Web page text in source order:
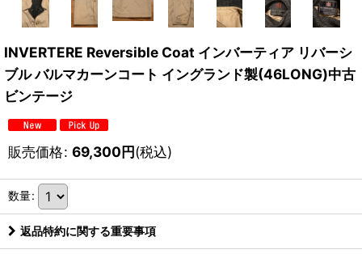
INVERTERE Reversible Coat インバーティア リバーシ
ブル バルマカーンコート イングランド製(46LONG)中古
ビンテージ
販売価格: 69,300円(税込)
数量:
返品特約に関する重要事項